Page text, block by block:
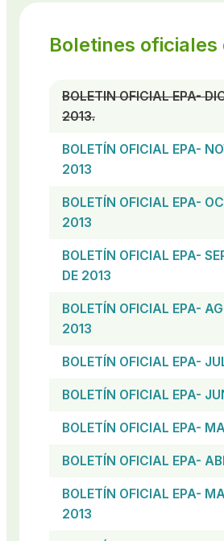
Boletines oficiales
BOLETIN OFICIAL EPA-
2013.
BOLETÍN OFICIAL EPA-
2013
BOLETÍN OFICIAL EPA-
2013
BOLETÍN OFICIAL EPA-
DE 2013
BOLETÍN OFICIAL EPA-
2013
BOLETÍN OFICIAL EPA-
BOLETÍN OFICIAL EPA-
BOLETÍN OFICIAL EPA-
BOLETÍN OFICIAL EPA-
BOLETÍN OFICIAL EPA-
2013